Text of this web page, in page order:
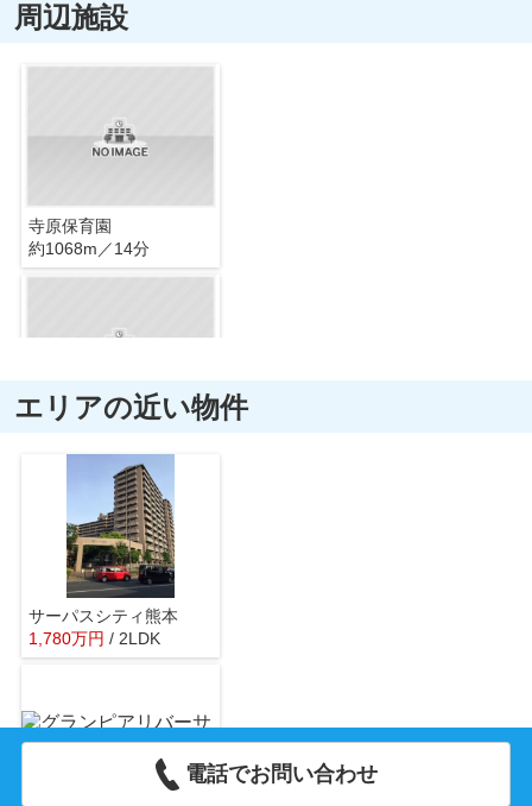
周辺施設
寺原保育園
約1068m／14分
約1215m／16分
えきマチ1丁目上熊本
エリアの近い物件
サーパスシティ熊本
1,780万円 / 2LDK
電話でお問い合わせ